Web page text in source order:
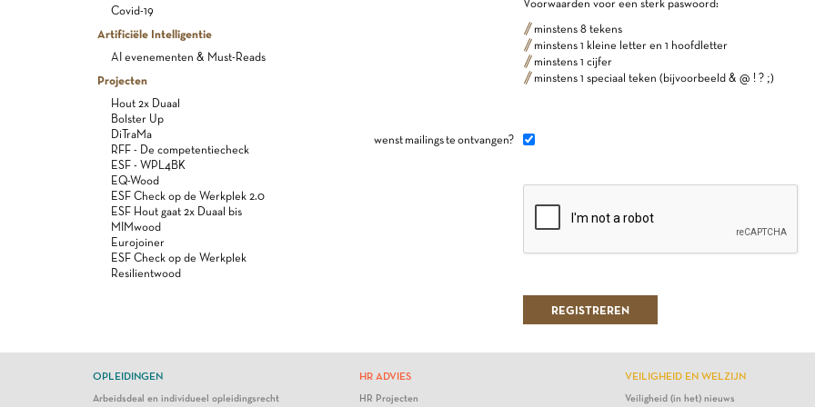
Covid-19
Artificiële Intelligentie
AI evenementen & Must-Reads
Projecten
Hout 2x Duaal
Bolster Up
DiTraMa
RFF - De competentiecheck
ESF - WPL4BK
EQ-Wood
ESF Check op de Werkplek 2.0
ESF Hout gaat 2x Duaal bis
MIMwood
Eurojoiner
ESF Check op de Werkplek
Resilientwood
Voorwaarden voor een sterk paswoord:
minstens 8 tekens
minstens 1 kleine letter en 1 hoofdletter
minstens 1 cijfer
minstens 1 speciaal teken (bijvoorbeeld & @ ! ? ;)
wenst mailings te ontvangen?
OPLEIDINGEN
Arbeidsdeal en individueel opleidingsrecht
HR ADVIES
HR Projecten
VEILIGHEID EN WELZIJN
Veiligheid (in het) nieuws